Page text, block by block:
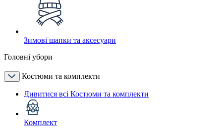
Зимові шапки та аксесуари
Головні убори
Костюми та комплекти
Дивитися всі Костюми та комплекти
Комплект